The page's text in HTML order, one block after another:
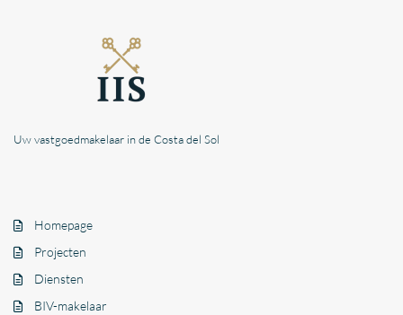
Uw vastgoedmakelaar in de Costa del Sol
Homepage
Projecten
Diensten
BIV-makelaar